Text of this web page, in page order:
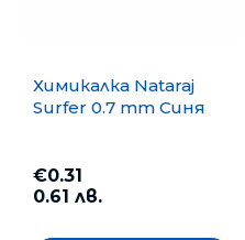
Химикалка Nataraj
Surfer 0.7 mm Синя
€0.31
0.61 лв.